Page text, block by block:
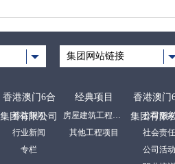
集团网站链接
香港澳门6合
集团有限公司
裕达新闻
行业新闻
专栏
经典项目
房屋建筑工程项目
其他工程项目
香港澳门
集团有限
公司形象
社会责任
公司活动